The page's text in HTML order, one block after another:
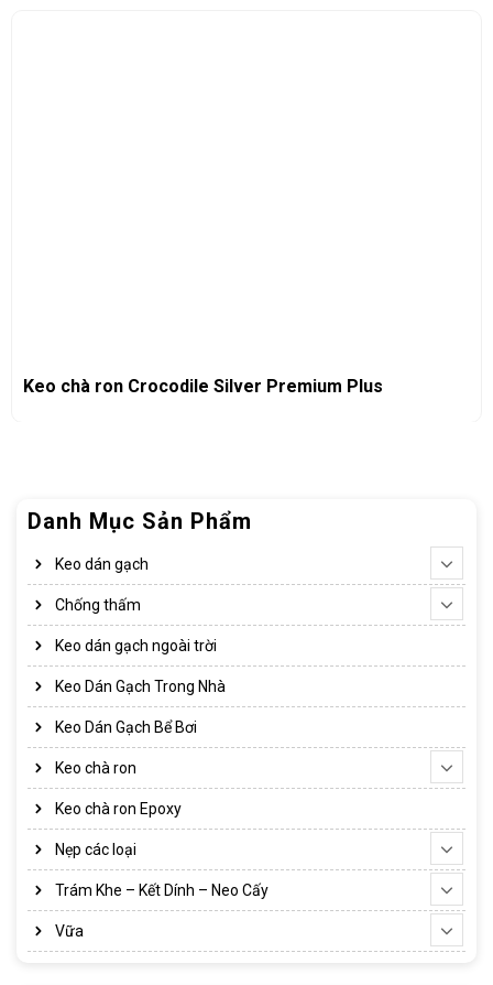
Danh Mục Sản Phẩm
Keo dán gạch
Chống thấm
Keo dán gạch ngoài trời
Keo Dán Gạch Trong Nhà
Keo Dán Gạch Bể Bơi
Keo chà ron
Keo chà ron Epoxy
Nẹp các loại
Trám Khe – Kết Dính – Neo Cấy
Vữa
Keo chà ron Crocodile Silver Premium Plus